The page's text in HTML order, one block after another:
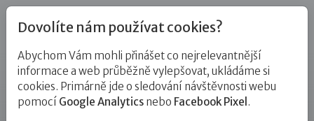
Novinky
Příspěvek
Dovolíte nám používat cookies?
Abychom Vám mohli přinášet co nejrelevantnější
informace a web průběžně vylepšovat, ukládáme si
cookies. Primárně jde o sledování návštěvnosti webu
pomocí Google Analytics nebo Facebook Pixel .